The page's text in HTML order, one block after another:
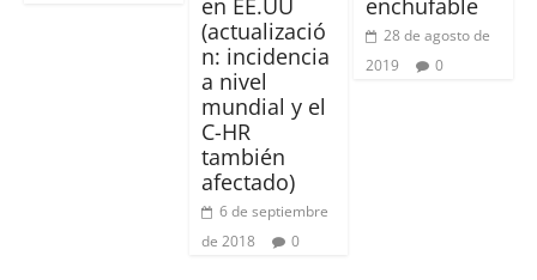
en EE.UU
(actualizació
n: incidencia
a nivel
mundial y el
C-HR
también
afectado)
6 de septiembre
de 2018
0
enchufable
28 de agosto de
2019
0